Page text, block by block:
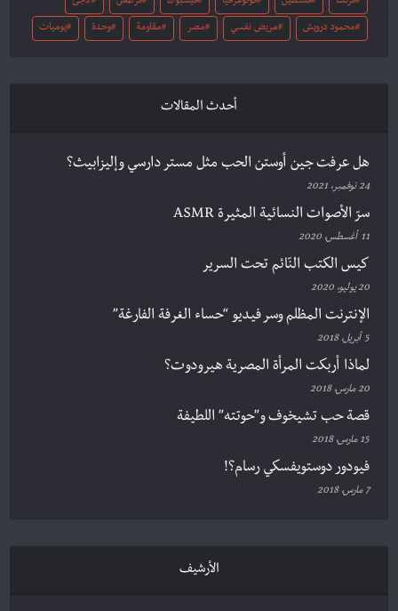
محمود درويش مريض نفسي مصر مقاومة وحدة يوميات
أحدث المقالات
هل عرفت جين أوستن الحب مثل مستر دارسي وإليزابيث؟
24 نوفمبر، 2021
سرّ الأصوات النسائية المثيرة ASMR
11 أغسطس، 2020
كيس الكتب النّائم تحت السرير
20 يوليو، 2020
الإنترنت المظلم وسر فيديو “حساء الغرفة الفارغة”
5 أبريل، 2018
لماذا أربكت المرأة المصرية هيرودوت؟
20 مارس، 2018
قصة حب تشيخوف و”حوتته” اللطيفة
15 مارس، 2018
فيودور دوستويفسكي رسام؟!
7 مارس، 2018
الأرشيف